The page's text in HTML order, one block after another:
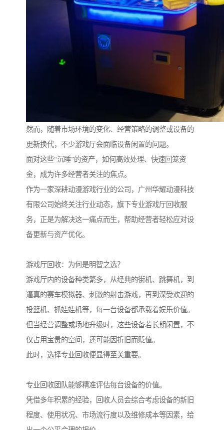
然而，随着市场环境的变化、经营策略的调整或设备的
更新换代，不少游戏厅会面临设备闲置的问题。
面对这些“沉睡”的资产，如何高效处理、快速回笼资
金，成为许多经营者关注的焦点。
作为一家深耕动漫游戏行业的公司，广州华耀动漫科技
有限公司始终关注行业动态，旗下专业游戏厅回收服
务，正是为解决这一痛点而生，帮助经营者轻松应对设
备更新与资产优化。
游戏厅回收：为何是明智之选？
游戏厅内的设备种类繁多，从经典的街机、跳舞机，到
逼真的赛车模拟器、刺激的射击游戏，再到深受欢迎的
投篮机、抓娃娃机等，每一台设备都承载着娱乐价值。
但当经营调整或场地升级时，这些设备若长期闲置，不
仅占用宝贵的空间，还可能因折旧而贬值。
此时，选择专业回收便显得至关重要。
专业回收团队能够精准评估每台设备的价值。
凭借多年积累的经验，回收人员会综合考虑设备的新旧
程度、使用状况、市场流行度以及维修成本等因素，给